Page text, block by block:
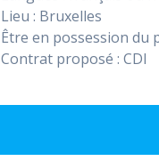
Lieu : Bruxelles
Être en possession du
Contrat proposé : CDI